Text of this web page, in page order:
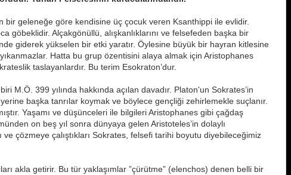
geleneğe göre kendisine üç çocuk veren Ksanthippi ile evlidir.
göbeklidir. Alçakgönüllü, alışkanlıklarını ve felsefeden başka bir
giderek yükselen bir etki yaratır. Öylesine büyük bir hayran kitlesine
Hatta bu grup özentisini alaya almak için Aristophanes
taslayanlardır. Bu terim Esokraton’dur.
M.Ö. 399 yılında hakkında açılan davadır. Platon'un Sokrates’in
başka tanrılar koymak ve böylece gençliği zehirlemekle suçlanır.
Yaşamı ve düşünceleri ile bilgileri Aristophanes gibi çağdaş
on beş yıl sonra dünyaya gelen Aristoteles’in dolaylı
ve çözmeye çalıştıkları Sokrates, felsefi tarihi boyutu diyebileceğimiz
akla getirir. Bu tür yaklaşımlar ”çürütme” (elenchos) denen belli bir